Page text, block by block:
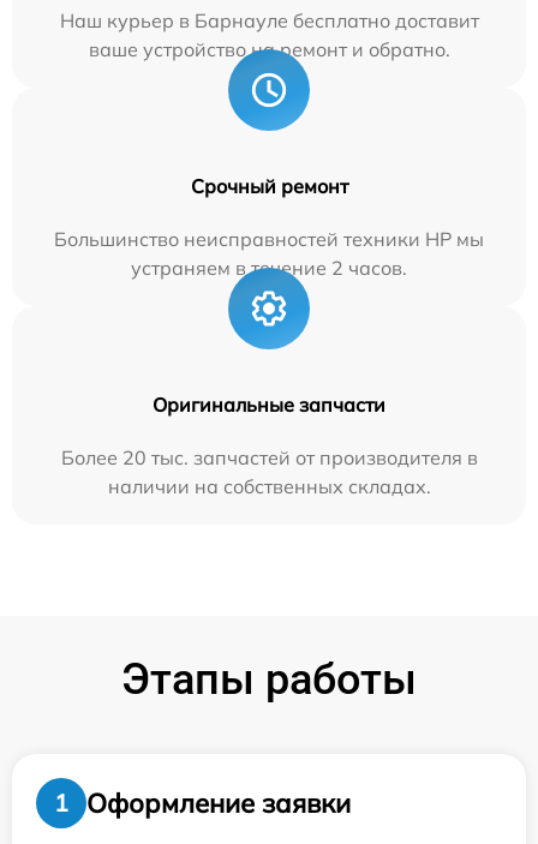
Наш курьер в Барнауле бесплатно доставит
ваше устройство на ремонт и обратно.
Срочный ремонт
Большинство неисправностей техники HP мы
устраняем в течение 2 часов.
Оригинальные запчасти
Более 20 тыс. запчастей от производителя в
наличии на собственных складах.
Этапы работы
1
Оформление заявки